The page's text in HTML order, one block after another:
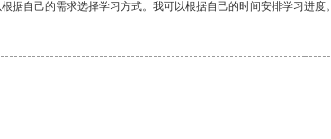
据自己的需求选择学习方式。我可以根据自己的时间安排学习进度。